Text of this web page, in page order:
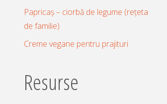
Papricaș – ciorbă de legume (rețeta
de familie)
Creme vegane pentru prajituri
Resurse